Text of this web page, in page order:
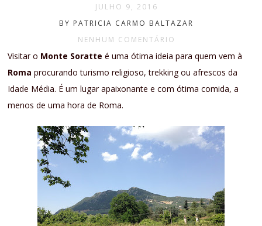
JULHO 9, 2016
BY PATRICIA CARMO BALTAZAR
NENHUM COMENTÁRIO
Visitar o Monte Soratte é uma ótima ideia para quem vem à
Romaprocurando turismo religioso, trekking ou afrescos da
Idade Média. É um lugar apaixonante e com ótima comida, a
menos de uma hora de Roma.